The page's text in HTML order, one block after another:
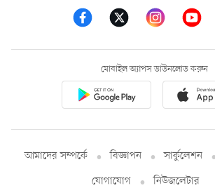
মোবাইল অ্যাপস ডাউনলোড করুন
আমাদের সম্পর্কে বিজ্ঞাপন সার্কুলেশন
যোগাযোগ
নিউজলেটার